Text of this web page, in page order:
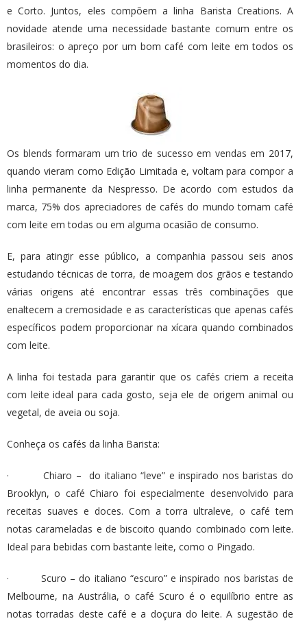
e Corto. Juntos, eles compõem a linha Barista Creations. A
novidade atende uma necessidade bastante comum entre os
brasileiros: o apreço por um bom café com leite em todos os
momentos do dia.
Os blends formaram um trio de sucesso em vendas em 2017,
quando vieram como Edição Limitada e, voltam para compor a
linha permanente da Nespresso. De acordo com estudos da
marca, 75% dos apreciadores de cafés do mundo tomam café
com leite em todas ou em alguma ocasião de consumo.
E, para atingir esse público, a companhia passou seis anos
estudando técnicas de torra, de moagem dos grãos e testando
várias origens até encontrar essas três combinações que
enaltecem a cremosidade e as características que apenas cafés
específicos podem proporcionar na xícara quando combinados
com leite.
A linha foi testada para garantir que os cafés criem a receita
com leite ideal para cada gosto, seja ele de origem animal ou
vegetal, de aveia ou soja.
Conheça os cafés da linha Barista:
· Chiaro – do italiano “leve” e inspirado nos baristas do
Brooklyn, o café Chiaro foi especialmente desenvolvido para
receitas suaves e doces. Com a torra ultraleve, o café tem
notas carameladas e de biscoito quando combinado com leite.
Ideal para bebidas com bastante leite, como o Pingado.
· Scuro – do italiano “escuro” e inspirado nos baristas de
Melbourne, na Austrália, o café Scuro é o equilíbrio entre as
notas torradas deste café e a doçura do leite. A sugestão de